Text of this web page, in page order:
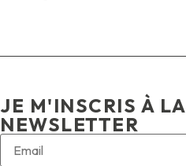
JE M'INSCRIS À LA
NEWSLETTER